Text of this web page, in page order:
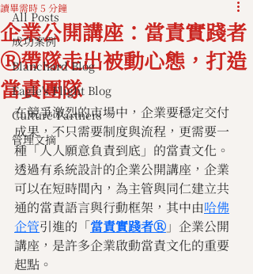
All Posts
成功案例
Blanchard Blog
Eagle's Flight Blog
Culture Partners
管理文摘
企業公開講座：當責實踐者
Ⓡ帶隊走出被動心態，打造
當責團隊
讀畢需時 5 分鐘
在競爭激烈的市場中，企業要穩定交付
成果，不只需要制度與流程，更需要一
種「人人願意負責到底」的當責文化。
透過有系統設計的企業公開講座，企業
可以在短時間內，為主管與同仁建立共
通的當責語言與行動框架，其中由哈佛
企管引進的「當責實踐者Ⓡ 」企業公開
講座，是許多企業啟動當責文化的重要
起點。